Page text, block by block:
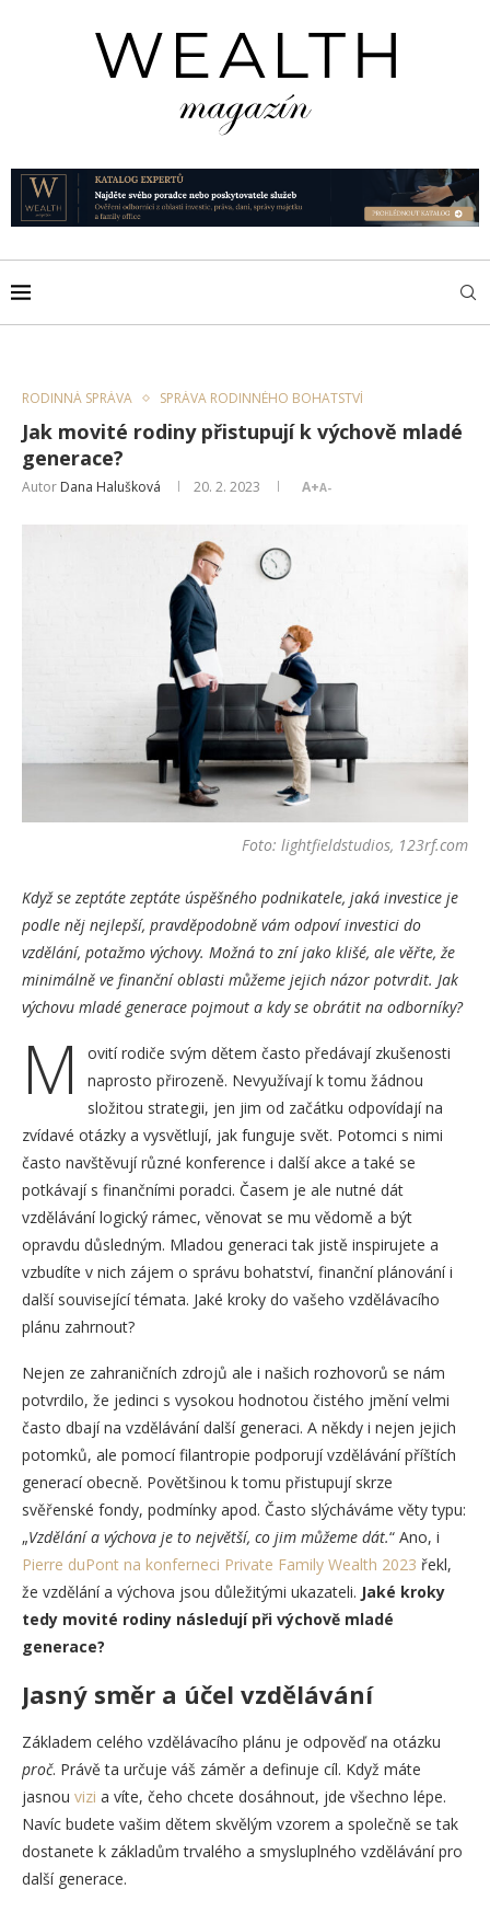
RODINNÁ SPRÁVA SPRÁVA RODINNÉHO BOHATSTVÍ
Jak movité rodiny přistupují k výchově mladé
generace?
Autor Dana Halušková 20. 2. 2023 A+A-
Foto: lightfieldstudios, 123rf.com
Když se zeptáte zeptáte úspěšného podnikatele, jaká investice je
podle něj nejlepší, pravděpodobně vám odpoví investici do
vzdělání, potažmo výchovy. Možná to zní jako klišé, ale věřte, že
minimálně ve finanční oblasti můžeme jejich názor potvrdit. Jak
výchovu mladé generace pojmout a kdy se obrátit na odborníky?
M
ovití rodiče svým dětem často předávají zkušenosti
naprosto přirozeně. Nevyužívají k tomu žádnou
složitou strategii, jen jim od začátku odpovídají na
zvídavé otázky a vysvětlují, jak funguje svět. Potomci s nimi
často navštěvují různé konference i další akce a také se
potkávají s finančními poradci. Časem je ale nutné dát
vzdělávání logický rámec, věnovat se mu vědomě a být
opravdu důsledným. Mladou generaci tak jistě inspirujete a
vzbudíte v nich zájem o správu bohatství, finanční plánování i
další související témata. Jaké kroky do vašeho vzdělávacího
plánu zahrnout?
Nejen ze zahraničních zdrojů ale i našich rozhovorů se nám
potvrdilo, že jedinci s vysokou hodnotou čistého jmění velmi
často dbají na vzdělávání další generaci. A někdy i nejen jejich
potomků, ale pomocí filantropie podporují vzdělávání příštích
generací obecně. Povětšinou k tomu přistupují skrze
svěřenské fondy, podmínky apod. Často slýcháváme věty typu:
„Vzdělání a výchova je to největší, co jim můžeme dát.“ Ano, i
Pierre duPont na konferneci Private Family Wealth 2023 řekl,
že vzdělání a výchova jsou důležitými ukazateli. Jaké kroky
tedy movité rodiny následují při výchově mladé
generace?
Jasný směr a účel vzdělávání
Základem celého vzdělávacího plánu je odpověď na otázku
proč. Právě ta určuje váš záměr a definuje cíl. Když máte
jasnou vizi a víte, čeho chcete dosáhnout, jde všechno lépe.
Navíc budete vašim dětem skvělým vzorem a společně se tak
dostanete k základům trvalého a smysluplného vzdělávání pro
další generace.